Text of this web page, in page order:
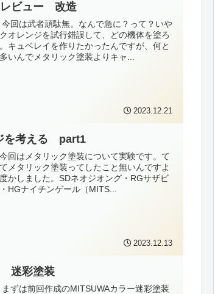
ビュー 改造
回は武者頑駄無。なんで急に？って？いや
オレンジを試行錯誤して、どの機体を塗ろ
キュベレイを作りたかったんですが、何と
いんでメタリック塗装よりキャ...
2023.12.21
を考える part1
回はメタリック塗装について実験です。て
メタリック塗装ってしたこと無いんですよ
かしました。SDネオジオング・RGサザビ
HGナイチンゲール（MITS...
2023.12.13
迷彩塗装
ずは前回作成のMITSUWAカラー迷彩塗装